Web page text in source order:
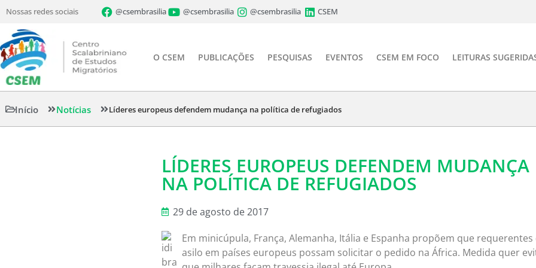
Nossas redes sociais @csembrasilia @csembrasilia @csembrasilia CSEM
O CSEM PUBLICAÇÕES PESQUISAS EVENTOS CSEM EM FOCO LEITURAS
Início Notícias Líderes europeus defendem mudança na política de refugiados
LÍDERES EUROPEUS DEFENDEM MUDANÇA
NA POLÍTICA DE REFUGIADOS
29 de agosto de 2017
Em minicúpula, França, Alemanha, Itália e Espanha propõem que requerentes
asilo em países europeus possam solicitar o pedido na África. Medida quer